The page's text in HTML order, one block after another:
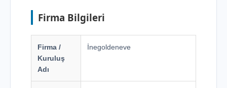
Firma Bilgileri
Firma /
Kuruluş
Adı
İnegoldeneve